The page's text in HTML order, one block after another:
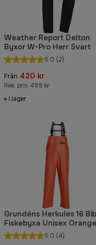
Weather Report Delton
Byxor W-Pro Herr Svart
5.0 (2)
Från 420 kr
Rek. pris 499 kr
I lager
Grundéns Herkules 16 Bib
Fiskebyxa Unisex Orange
5.0 (4)